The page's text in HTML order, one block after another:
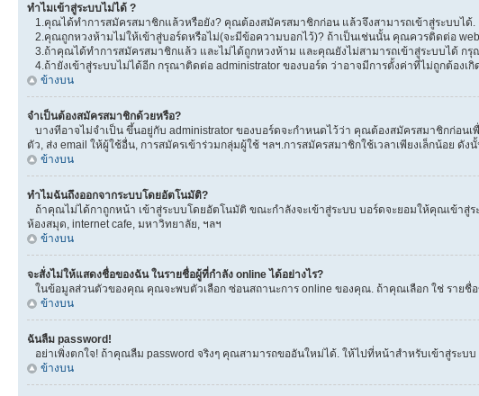
ทำไมเข้าสู่ระบบไม่ได้ ?
1.คุณได้ทำการสมัครสมาชิกแล้วหรือยัง? คุณต้องสมัครสมาชิกก่อน แล้วจึงสามารถเข้าสู่ระบบได้.
2.คุณถูกหวงห้ามไม่ให้เข้าสู่บอร์ดหรือไม่(จะมีข้อความบอกไว้)? ถ้าเป็นเช่นนั้น คุณควรติดต่อ
3.ถ้าคุณได้ทำการสมัครสมาชิกแล้ว และไม่ได้ถูกหวงห้าม และคุณยังไม่สามารถเข้าสู่ระบบได้ กรุ
4.ถ้ายังเข้าสู่ระบบไม่ได้อีก กรุณาติดต่อ administrator ของบอร์ด ว่าอาจมีการตั้งค่าที่ไม่ถูกต้องเกิ
ข้างบน
จำเป็นต้องสมัครสมาชิกด้วยหรือ?
บางทีอาจไม่จำเป็น ขึ้นอยู่กับ administrator ของบอร์ดจะกำหนดไว้ว่า คุณต้องสมัครสมาชิกก่อ
ตัว, ส่ง email ให้ผู้ใช้อื่น, การสมัครเข้าร่วมกลุ่มผู้ใช้ ฯลฯ.การสมัครสมาชิกใช้เวลาเพียงเล็กน้อย ดั
ข้างบน
ทำไมฉันถึงออกจากระบบโดยอัตโนมัติ?
ถ้าคุณไม่ได้กาถูกหน้า เข้าสู่ระบบโดยอัตโนมัติ ขณะกำลังจะเข้าสู่ระบบ บอร์ดจะยอมให้คุณเข้า
ห้องสมุด, internet cafe, มหาวิทยาลัย, ฯลฯ
ข้างบน
จะสั่งไม่ให้แสดงชื่อของฉัน ในรายชื่อผู้ที่กำลัง online ได้อย่างไร?
ในข้อมูลส่วนตัวของคุณ คุณจะพบตัวเลือก ซ่อนสถานะการ online ของคุณ. ถ้าคุณเลือก ใช่ ราย
ข้างบน
ฉันลืม password!
อย่าเพิ่งตกใจ! ถ้าคุณลืม password จริงๆ คุณสามารถขออันใหม่ได้. ให้ไปที่หน้าสำหรับเข้าสู่ระบ
ข้างบน